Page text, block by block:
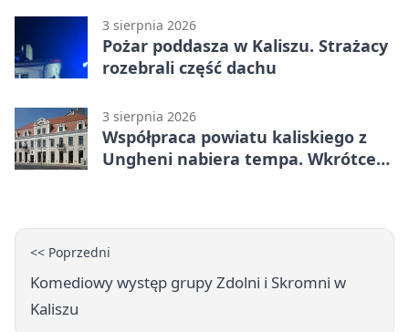
3 sierpnia 2026
Pożar poddasza w Kaliszu. Strażacy
rozebrali część dachu
3 sierpnia 2026
Współpraca powiatu kaliskiego z
Ungheni nabiera tempa. Wkrótce
<< Poprzedni
Komediowy występ grupy Zdolni i Skromni w
Kaliszu